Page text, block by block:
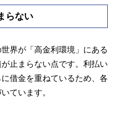
らない
界が「高金利環境」にある
止まらない点です。利払い
借金を重ねているため、各
ています。